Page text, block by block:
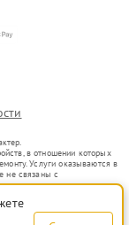
в отношении которых
Услуги оказываются в
не связаны с
оборот в соответствии
услуг или введения